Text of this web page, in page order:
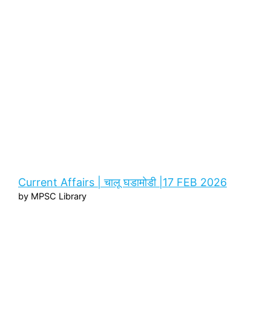
Current Affairs | चालू घडामोडी |17 FEB 2026
by MPSC Library